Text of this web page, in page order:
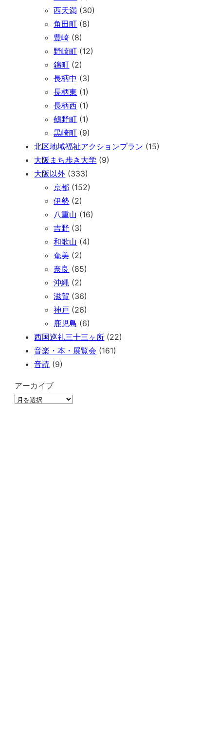
西天満 (30)
角田町 (8)
豊崎 (8)
野崎町 (12)
錦町 (2)
長柄中 (3)
長柄東 (1)
長柄西 (1)
鶴野町 (1)
黒崎町 (9)
北区地域福祉アクションプラン (15)
大阪まち歩き大学 (9)
大阪以外 (333)
京都 (152)
伊勢 (2)
八重山 (16)
吉野 (3)
和歌山 (4)
奄美 (2)
奈良 (85)
沖縄 (2)
滋賀 (36)
神戸 (26)
鹿児島 (6)
西国巡礼三十三ヶ所 (22)
音楽・本・展覧会 (161)
音読 (9)
アーカイブ